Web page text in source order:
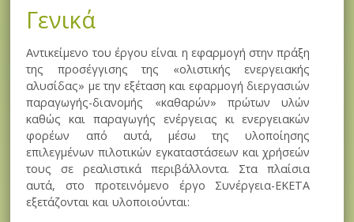
Γενικά
Αντικείμενο του έργου είναι η εφαρμογή στην πράξη
της προσέγγισης της «ολιστικής ενεργειακής
αλυσίδας» με την εξέταση και εφαρμογή διεργασιών
παραγωγής-διανομής «καθαρών» πρώτων υλών
καθώς και παραγωγής ενέργειας κι ενεργειακών
φορέων από αυτά, μέσω της υλοποίησης
επιλεγμένων πιλοτικών εγκαταστάσεων και χρήσεών
τους σε ρεαλιστικά περιβάλλοντα. Στα πλαίσια
αυτά, στο προτεινόμενο έργο Συνέργεια-ΕΚΕΤΑ
εξετάζονται και υλοποιούνται: